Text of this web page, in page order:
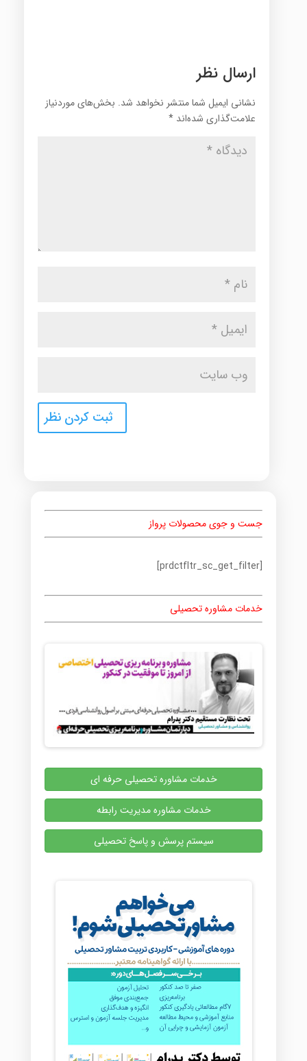
ارسال نظر
نشانی ایمیل شما منتشر نخواهد شد. بخش‌های موردنیاز
علامت‌گذاری شده‌اند *
جست و جوی محصولات پرواز
[prdctfltr_sc_get_filter]
خدمات مشاوره تحصیلی
خدمات مشاوره تحصیلی حرفه ای
خدمات مشاوره مدیریت رابطه
سیستم پرسش و پاسخ تحصیلی